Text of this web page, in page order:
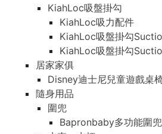
KiahLoc吸盤掛勾
KiahLoc吸力配件
KiahLoc吸盤掛勾
KiahLoc吸盤掛勾
居家家俱
Disney迪士尼兒童遊戲桌
隨身用品
圍兜
Bapronbaby多功能圍